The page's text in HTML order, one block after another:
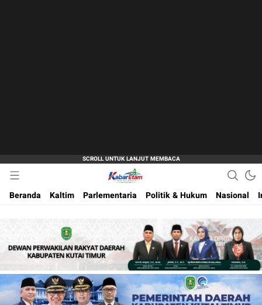
Kabar Etam
Akurat dan Terpercaya
Beranda
Kaltim Parlementaria Politik & Hukum Nasional